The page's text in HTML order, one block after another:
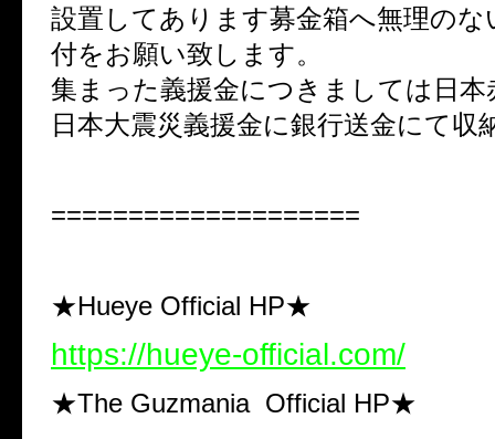
設置してあります募金箱へ無理のな
付をお願い致します。
集まった義援金につきましては日本
日本大震災義援金に銀行送金にて収
====================
★Hueye Official HP★
https://hueye-official.com/
★The Guzmania Official HP★